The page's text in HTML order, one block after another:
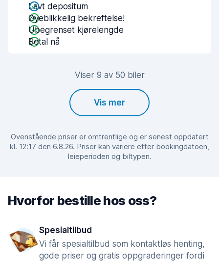
Lavt depositum
Øyeblikkelig bekreftelse!
Ubegrenset kjørelengde
Betal nå
Viser 9 av 50 biler
Vis mer
Ovenstående priser er omtrentlige og er senest oppdatert
kl. 12:17 den 6.8.26. Priser kan variere etter bookingdatoen,
leieperioden og biltypen.
Hvorfor bestille hos oss?
Spesialtilbud
Vi får spesialtilbud som kontaktløs henting,
gode priser og gratis oppgraderinger fordi